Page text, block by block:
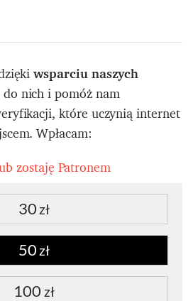
wsparciu naszych
do nich i pomóż nam
które uczynią internet
Wpłacam:
zostaję Patronem
30 zł
50 zł
100 zł